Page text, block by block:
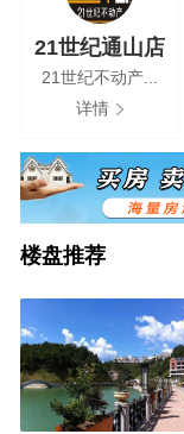
【王】发布
欢迎【21世
21世纪通山店
21世纪不动产...
详情
楼盘推荐